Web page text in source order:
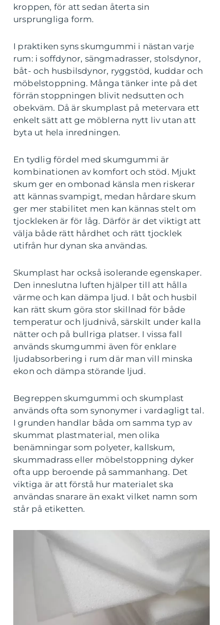
kroppen, för att sedan återta sin
ursprungliga form.
I praktiken syns skumgummi i nästan varje
rum: i soffdynor, sängmadrasser, stolsdynor,
båt- och husbilsdynor, ryggstöd, kuddar och
möbelstoppning. Många tänker inte på det
förrän stoppningen blivit nedsutten och
obekväm. Då är skumplast på metervara ett
enkelt sätt att ge möblerna nytt liv utan att
byta ut hela inredningen.
En tydlig fördel med skumgummi är
kombinationen av komfort och stöd. Mjukt
skum ger en ombonad känsla men riskerar
att kännas svampigt, medan hårdare skum
ger mer stabilitet men kan kännas stelt om
tjockleken är för låg. Därför är det viktigt att
välja både rätt hårdhet och rätt tjocklek
utifrån hur dynan ska användas.
Skumplast har också isolerande egenskaper.
Den inneslutna luften hjälper till att hålla
värme och kan dämpa ljud. I båt och husbil
kan rätt skum göra stor skillnad för både
temperatur och ljudnivå, särskilt under kalla
nätter och på bullriga platser. I vissa fall
används skumgummi även för enklare
ljudabsorbering i rum där man vill minska
ekon och dämpa störande ljud.
Begreppen skumgummi och skumplast
används ofta som synonymer i vardagligt tal.
I grunden handlar båda om samma typ av
skummat plastmaterial, men olika
benämningar som polyeter, kallskum,
skummadrass eller möbelstoppning dyker
ofta upp beroende på sammanhang. Det
viktiga är att förstå hur materialet ska
användas snarare än exakt vilket namn som
står på etiketten.